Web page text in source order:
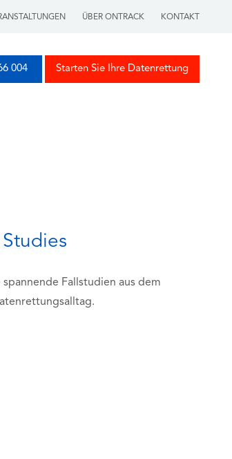
ÜBER ONTRACK KONTAKT
004 Starten Sie Ihre Datenrettung
spannende Fallstudien aus dem